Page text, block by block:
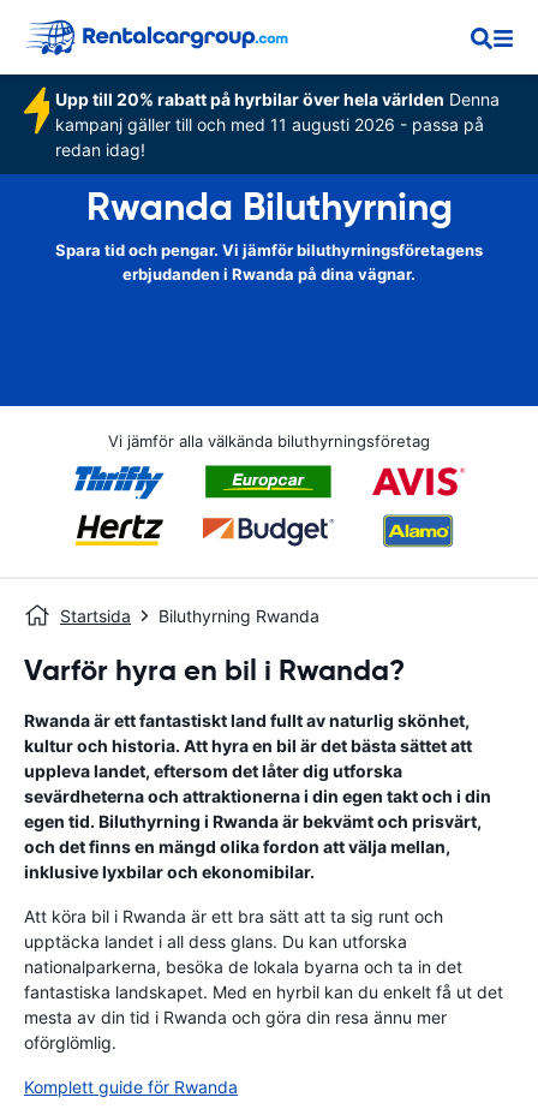
Upp till 20% rabatt på hyrbilar över hela världen Denna
kampanj gäller till och med 11 augusti 2026 - passa på
redan idag!
Rwanda Biluthyrning
Spara tid och pengar. Vi jämför biluthyrningsföretagens
erbjudanden i Rwanda på dina vägnar.
Vi jämför alla välkända biluthyrningsföretag
Startsida Biluthyrning Rwanda
Varför hyra en bil i Rwanda?
Rwanda är ett fantastiskt land fullt av naturlig skönhet,
kultur och historia. Att hyra en bil är det bästa sättet att
uppleva landet, eftersom det låter dig utforska
sevärdheterna och attraktionerna i din egen takt och i din
egen tid. Biluthyrning i Rwanda är bekvämt och prisvärt,
och det finns en mängd olika fordon att välja mellan,
inklusive lyxbilar och ekonomibilar.
Att köra bil i Rwanda är ett bra sätt att ta sig runt och
upptäcka landet i all dess glans. Du kan utforska
nationalparkerna, besöka de lokala byarna och ta in det
fantastiska landskapet. Med en hyrbil kan du enkelt få ut det
mesta av din tid i Rwanda och göra din resa ännu mer
oförglömlig.
Komplett guide för Rwanda